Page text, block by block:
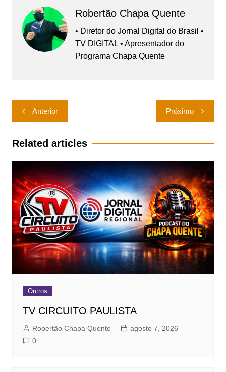
Robertão Chapa Quente
• Diretor do Jornal Digital do Brasil •
TV DIGITAL • Apresentador do
Programa Chapa Quente
Navegação
de
Post
Anterior Próximo
Related articles
Outros
TV CIRCUITO PAULISTA
Robertão Chapa Quente
agosto 7, 2026
0